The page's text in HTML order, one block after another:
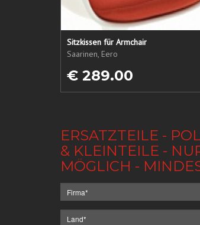
Sitzkissen für Armchair
Saarinen, Eero
€ 289.00
ERSATZTEILE -
& KLEINTEILE -
MÖGLICH -